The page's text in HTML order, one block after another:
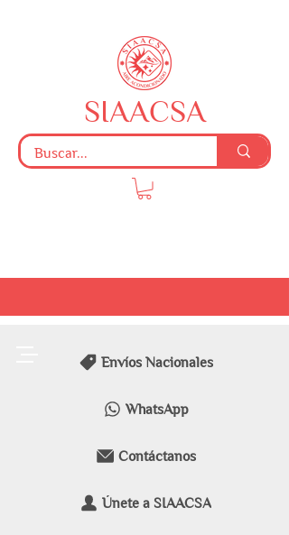
Envíos Nacionales
WhatsApp
Contáctanos
Únete a SIAACSA
SIAACSA